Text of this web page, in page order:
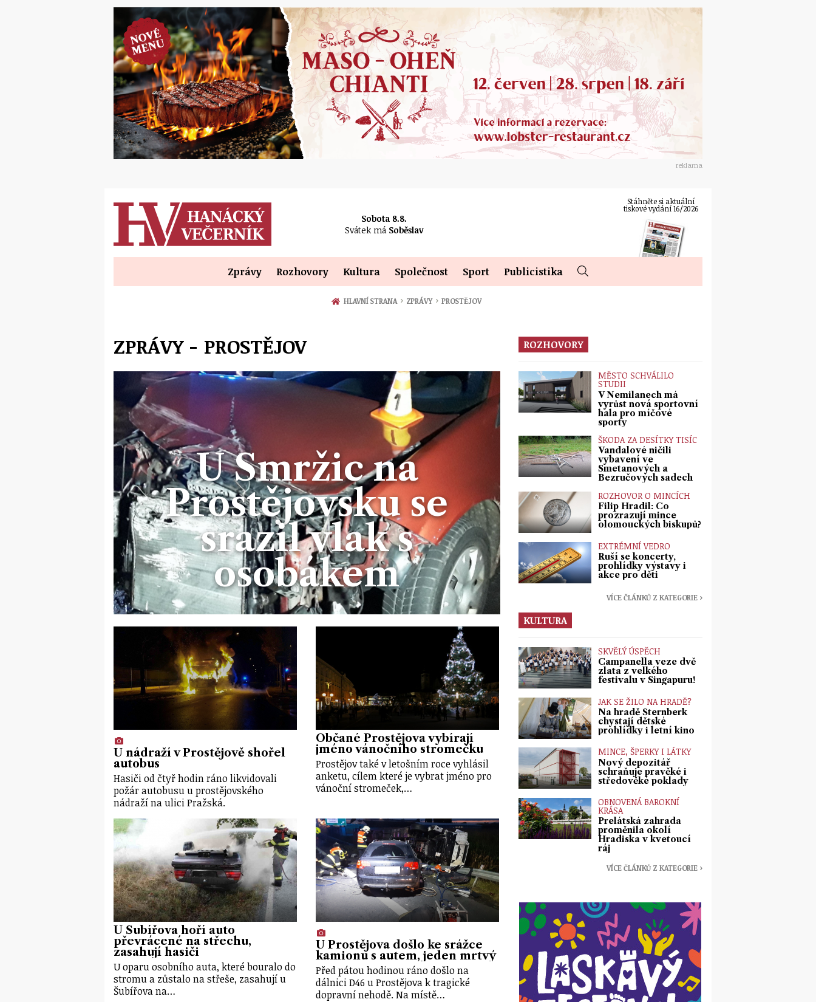
reklama
Sobota 8.8.
Svátek má Soběslav
Stáhněte si aktuální
tiskové vydání 16/2026
Zprávy Rozhovory Kultura Společnost Sport Publicistika
HLAVNÍ STRANA › ZPRÁVY › PROSTĚJOV
ZPRÁVY - PROSTĚJOV
U Smržic na
Prostějovsku se
srazil vlak s
osobákem
U nádraží v Prostějově shořel
autobus
Hasiči od čtyř hodin ráno likvidovali
požár autobusu u prostějovského
nádraží na ulici Pražská.
Občané Prostějova vybírají
jméno vánočního stromečku
Prostějov také v letošním roce vyhlásil
anketu, cílem které je vybrat jméno pro
vánoční stromeček,…
U Šubířova hoří auto
převrácené na střechu,
zasahují hasiči
U oparu osobního auta, které bouralo do
stromu a zůstalo na střeše, zasahují u
Šubířova na…
U Prostějova došlo ke srážce
kamionu s autem, jeden mrtvý
Před pátou hodinou ráno došlo na
dálnici D46 u Prostějova k tragické
dopravní nehodě. Na místě…
ROZHOVORY
MĚSTO SCHVÁLILO
STUDII
V Nemilanech má
vyrůst nová sportovní
hala pro míčové
sporty
ŠKODA ZA DESÍTKY TISÍC
Vandalové ničili
vybavení ve
Smetanových a
Bezručových sadech
ROZHOVOR O MINCÍCH
Filip Hradil: Co
prozrazují mince
olomouckých biskupů?
EXTRÉMNÍ VEDRO
Ruší se koncerty,
prohlídky výstavy i
akce pro děti
VÍCE ČLÁNKŮ Z KATEGORIE ›
KULTURA
SKVĚLÝ ÚSPĚCH
Campanella veze dvě
zlata z velkého
festivalu v Singapuru!
JAK SE ŽILO NA HRADĚ?
Na hradě Šternberk
chystají dětské
prohlídky i letní kino
MINCE, ŠPERKY I LÁTKY
Nový depozitář
schraňuje pravěké i
středověké poklady
OBNOVENÁ BAROKNÍ
KRÁSA
Prelátská zahrada
proměnila okolí
Hradiska v kvetoucí
ráj
VÍCE ČLÁNKŮ Z KATEGORIE ›